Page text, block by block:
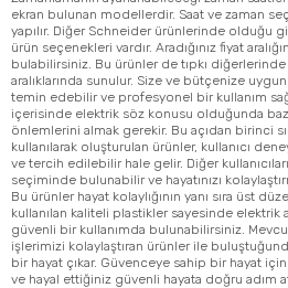
ekran bulunan modellerdir. Saat ve zaman
yapılır. Diğer Schneider ürünlerinde olduğu
ürün seçenekleri vardır. Aradığınız fiyat
bulabilirsiniz. Bu ürünler de tıpkı
aralıklarında sunulur. Size ve bütçenize
temin edebilir ve profesyonel bir kullanım
içerisinde elektrik söz konusu olduğunda
önlemlerini almak gerekir. Bu açıdan birinci
kullanılarak oluşturulan ürünler, kullanıcı
ve tercih edilebilir hale gelir. Diğer
seçiminde bulunabilir ve hayatınızı
Bu ürünler hayat kolaylığının yanı sıra üst
kullanılan kaliteli plastikler sayesinde elektrik
güvenli bir kullanımda bulunabilirsiniz.
işlerimizi kolaylaştıran ürünler ile
bir hayat çıkar. Güvenceye sahip bir hayat
ve hayal ettiğiniz güvenli hayata doğru adım